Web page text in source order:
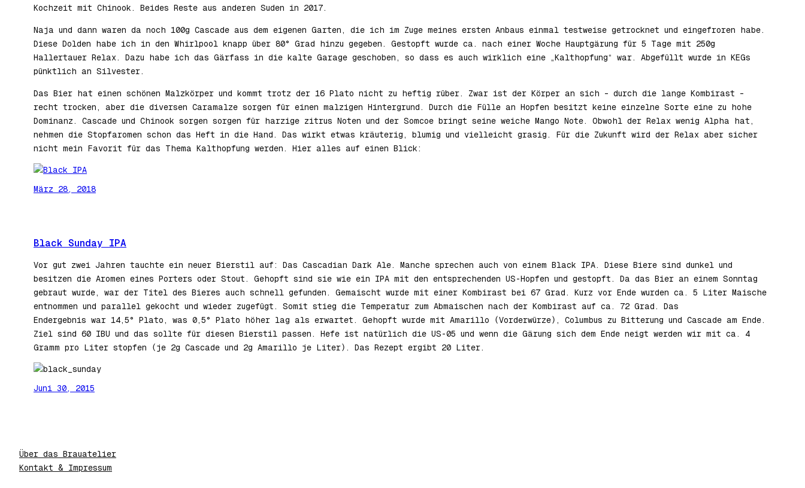
Kochzeit mit Chinook. Beides Reste aus anderen Suden in 2017.
Naja und dann waren da noch 100g Cascade aus dem eigenen Garten, die ich im Zuge meines ersten Anbaus einmal testweise getrocknet und eingefroren habe.
Diese Dolden habe ich in den Whirlpool knapp über 80° Grad hinzu gegeben. Gestopft wurde ca. nach einer Woche Hauptgärung für 5 Tage mit 250g
Hallertauer Relax. Dazu habe ich das Gärfass in die kalte Garage geschoben, so dass es auch wirklich eine „Kalthopfung“ war. Abgefüllt wurde in KEGs
pünktlich an Silvester.
Das Bier hat einen schönen Malzkörper und kommt trotz der 16 Plato nicht zu heftig rüber. Zwar ist der Körper an sich – durch die lange Kombirast –
recht trocken, aber die diversen Caramalze sorgen für einen malzigen Hintergrund. Durch die Fülle an Hopfen besitzt keine einzelne Sorte eine zu hohe
Dominanz. Cascade und Chinook sorgen sorgen für harzige zitrus Noten und der Somcoe bringt seine weiche Mango Note. Obwohl der Relax wenig Alpha hat,
nehmen die Stopfaromen schon das Heft in die Hand. Das wirkt etwas kräuterig, blumig und vielleicht grasig. Für die Zukunft wird der Relax aber sicher
nicht mein Favorit für das Thema Kalthopfung werden. Hier alles auf einen Blick:
März 28, 2018
Black Sunday IPA
Vor gut zwei Jahren tauchte ein neuer Bierstil auf: Das Cascadian Dark Ale. Manche sprechen auch von einem Black IPA. Diese Biere sind dunkel und
besitzen die Aromen eines Porters oder Stout. Gehopft sind sie wie ein IPA mit den entsprechenden US-Hopfen und gestopft. Da das Bier an einem Sonntag
gebraut wurde, war der Titel des Bieres auch schnell gefunden. Gemaischt wurde mit einer Kombirast bei 67 Grad. Kurz vor Ende wurden ca. 5 Liter Maische
entnommen und parallel gekocht und wieder zugefügt. Somit stieg die Temperatur zum Abmaischen nach der Kombirast auf ca. 72 Grad. Das
Endergebnis war 14,5° Plato, was 0,5° Plato höher lag als erwartet. Gehopft wurde mit Amarillo (Vorderwürze), Columbus zu Bitterung und Cascade am Ende.
Ziel sind 60 IBU und das sollte für diesen Bierstil passen. Hefe ist natürlich die US-05 und wenn die Gärung sich dem Ende neigt werden wir mit ca. 4
Gramm pro Liter stopfen (je 2g Cascade und 2g Amarillo je Liter). Das Rezept ergibt 20 Liter.
Juni 30, 2015
Über das Brauatelier
Kontakt & Impressum